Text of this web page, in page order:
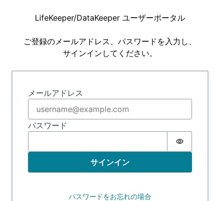
LifeKeeper/DataKeeper ユーザーポータル
ご登録のメールアドレス、パスワードを入力し、
サインインしてください。
サインイン
メールアドレス
パスワード
Password
サインイン
パスワードをお忘れの場合